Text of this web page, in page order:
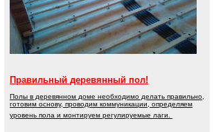
Правильный деревянный пол!
Полы в деревянном доме необходимо делать правильно,
готовим основу, проводим коммуникации, определяем
уровень пола и монтируем регулируемые лаги.